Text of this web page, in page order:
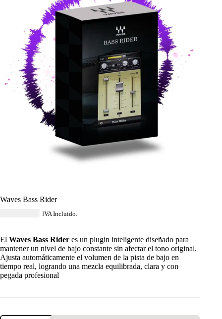
Waves Bass Rider
IVA Incluido.
El Waves Bass Rider es un plugin inteligente diseñado para
mantener un nivel de bajo constante sin afectar el tono original.
Ajusta automáticamente el volumen de la pista de bajo en
tiempo real, logrando una mezcla equilibrada, clara y con
pegada profesional